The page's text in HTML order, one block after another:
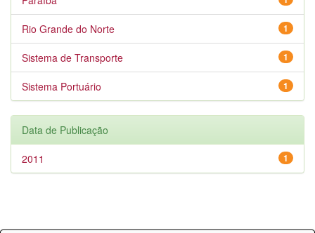
1
Rio Grande do Norte
1
Sistema de Transporte
1
Sistema Portuário
Data de Publicação
1
2011